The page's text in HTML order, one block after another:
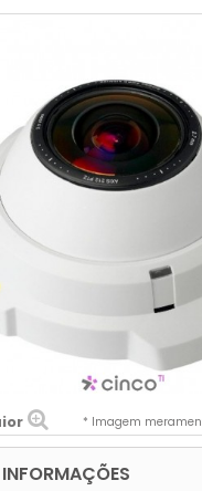
* Imagem